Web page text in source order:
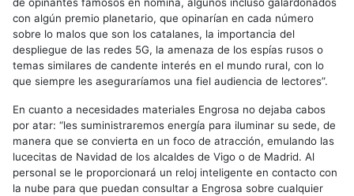
de opinantes famosos en nómina, algunos incluso galardonados
con algún premio planetario, que opinarían en cada número
sobre lo malos que son los catalanes, la importancia del
despliegue de las redes 5G, la amenaza de los espías rusos o
temas similares de candente interés en el mundo rural, con lo
que siempre les aseguraríamos una fiel audiencia de lectores”.
En cuanto a necesidades materiales Engrosa no dejaba cabos
por atar: “les suministraremos energía para iluminar su sede, de
manera que se convierta en un foco de atracción, emulando las
lucecitas de Navidad de los alcaldes de Vigo o de Madrid. Al
personal se le proporcionará un reloj inteligente en contacto con
la nube para que puedan consultar a Engrosa sobre cualquier